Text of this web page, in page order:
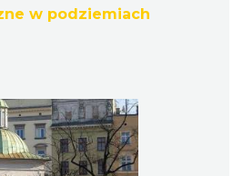
w podziemiach